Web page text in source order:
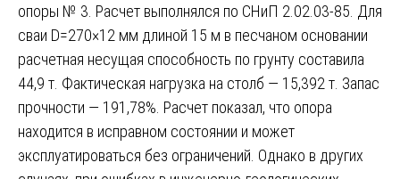
опоры № 3. Расчет выполнялся по СНиП 2.02.03-85. Для
сваи D=270×12 мм длиной 15 м в песчаном основании
расчетная несущая способность по грунту составила
44,9 т. Фактическая нагрузка на столб — 15,392 т. Запас
прочности — 191,78%. Расчет показал, что опора
находится в исправном состоянии и может
эксплуатироваться без ограничений. Однако в других